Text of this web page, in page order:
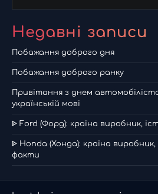
Недавні записи
Побажання доброго дня
Побажання доброго ранку
Привітання з днем
українській мові
ᐈ Ford (Форд): країна виробник,
ᐈ Honda (Хонда): країна виробник,
факти